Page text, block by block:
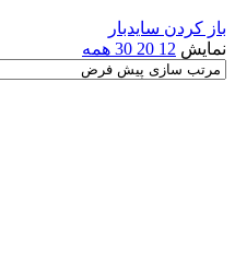
باز کردن سایدبار
نمایش 12
20
30 همه